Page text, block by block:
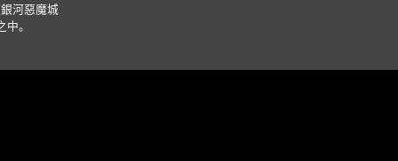
河惡魔城
中。